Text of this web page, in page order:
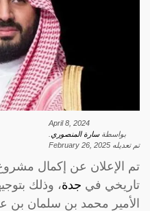
April 8, 2024
بواسطةسارة المنصوري
تم تعديله February 26, 2025
تاريخي في جدة، وذلك
الأمير محمد بن سلمان بن